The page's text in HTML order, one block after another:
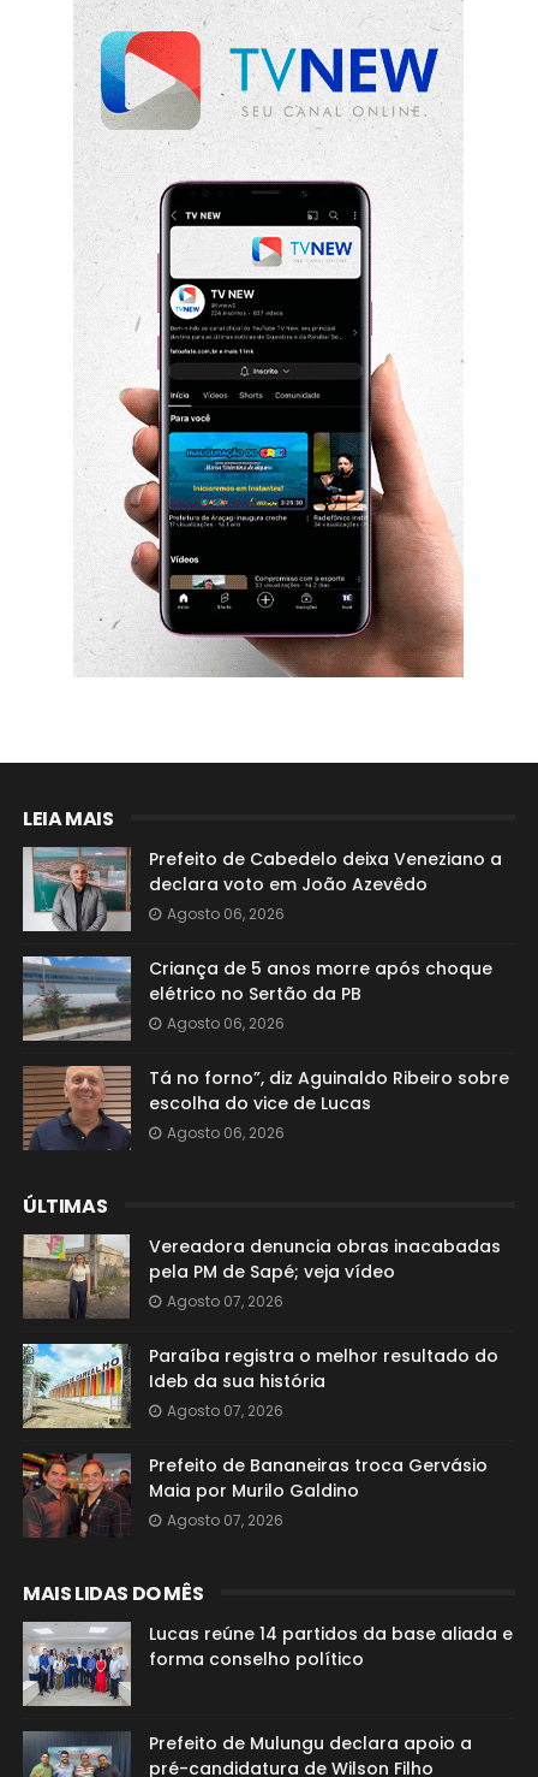
LEIA MAIS
Prefeito de Cabedelo deixa Veneziano a
declara voto em João Azevêdo
Agosto 06, 2026
Criança de 5 anos morre após choque
elétrico no Sertão da PB
Agosto 06, 2026
Tá no forno”, diz Aguinaldo Ribeiro sobre
escolha do vice de Lucas
Agosto 06, 2026
ÚLTIMAS
Vereadora denuncia obras inacabadas
pela PM de Sapé; veja vídeo
Agosto 07, 2026
Paraíba registra o melhor resultado do
Ideb da sua história
Agosto 07, 2026
Prefeito de Bananeiras troca Gervásio
Maia por Murilo Galdino
Agosto 07, 2026
MAIS LIDAS DO MÊS
Lucas reúne 14 partidos da base aliada e
forma conselho político
Prefeito de Mulungu declara apoio a
pré-candidatura de Wilson Filho